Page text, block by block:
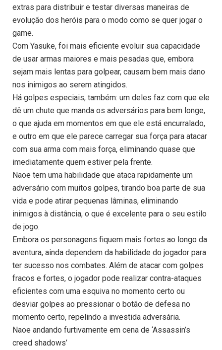
extras para distribuir e testar diversas maneiras de
evolução dos heróis para o modo como se quer jogar o
game.
Com Yasuke, foi mais eficiente evoluir sua capacidade
de usar armas maiores e mais pesadas que, embora
sejam mais lentas para golpear, causam bem mais dano
nos inimigos ao serem atingidos.
Há golpes especiais, também: um deles faz com que ele
dê um chute que manda os adversários para bem longe,
o que ajuda em momentos em que ele está encurralado,
e outro em que ele parece carregar sua força para atacar
com sua arma com mais força, eliminando quase que
imediatamente quem estiver pela frente.
Naoe tem uma habilidade que ataca rapidamente um
adversário com muitos golpes, tirando boa parte de sua
vida e pode atirar pequenas lâminas, eliminando
inimigos à distância, o que é excelente para o seu estilo
de jogo.
Embora os personagens fiquem mais fortes ao longo da
aventura, ainda dependem da habilidade do jogador para
ter sucesso nos combates. Além de atacar com golpes
fracos e fortes, o jogador pode realizar contra-ataques
eficientes com uma esquiva no momento certo ou
desviar golpes ao pressionar o botão de defesa no
momento certo, repelindo a investida adversária.
Naoe andando furtivamente em cena de ‘Assassin’s
creed shadows’